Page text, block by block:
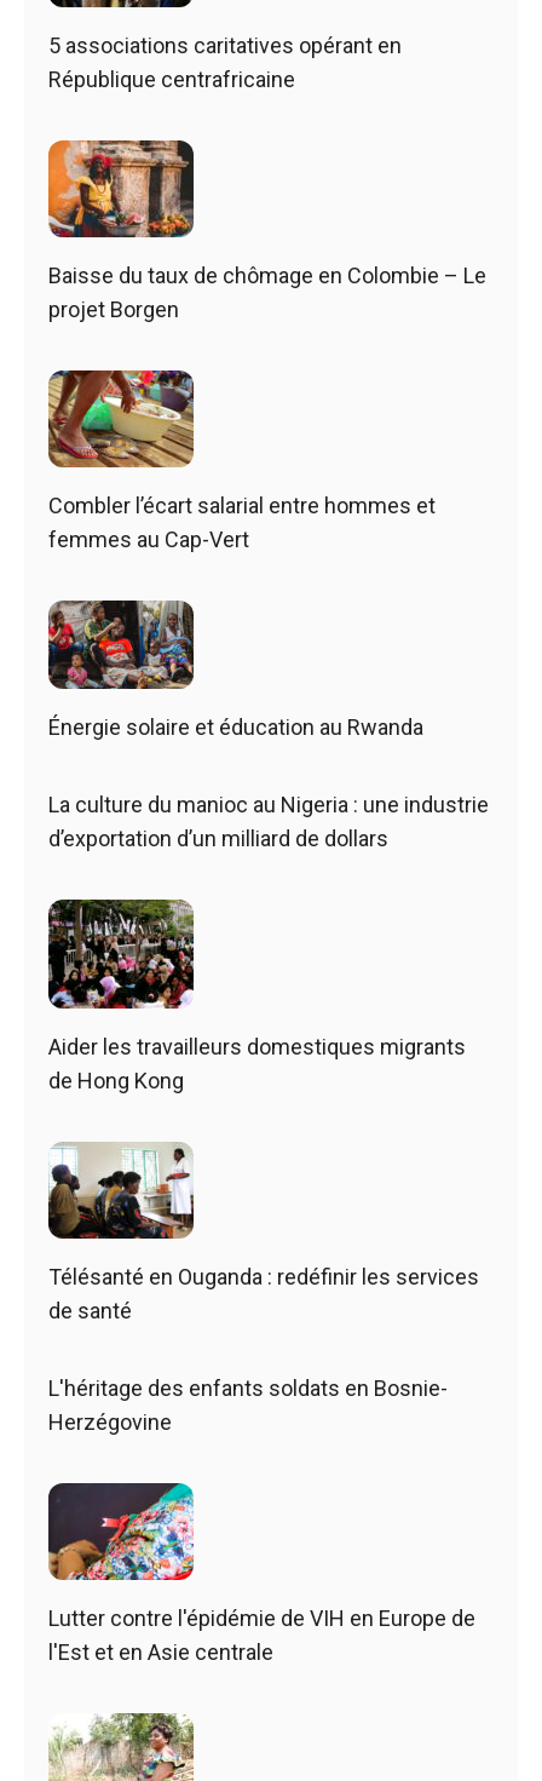
5 associations caritatives opérant en
République centrafricaine
Baisse du taux de chômage en Colombie – Le
projet Borgen
Combler l’écart salarial entre hommes et
femmes au Cap-Vert
Énergie solaire et éducation au Rwanda
La culture du manioc au Nigeria : une industrie
d’exportation d’un milliard de dollars
Aider les travailleurs domestiques migrants
de Hong Kong
Télésanté en Ouganda : redéfinir les services
de santé
L'héritage des enfants soldats en Bosnie-
Herzégovine
Lutter contre l'épidémie de VIH en Europe de
l'Est et en Asie centrale